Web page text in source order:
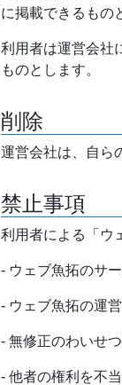
に掲載できるもの
利用者は運営会社
ものとします。
削除
運営会社は、自ら
禁止事項
利用者による「ウ
- ウェブ魚拓のサ
- ウェブ魚拓の運
- 無修正のわいせ
- 他者の権利を不